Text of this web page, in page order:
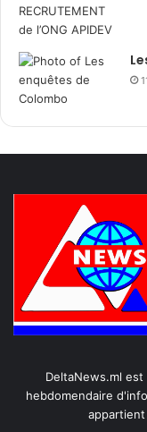
DeltaNews.ml
hebdomendaire